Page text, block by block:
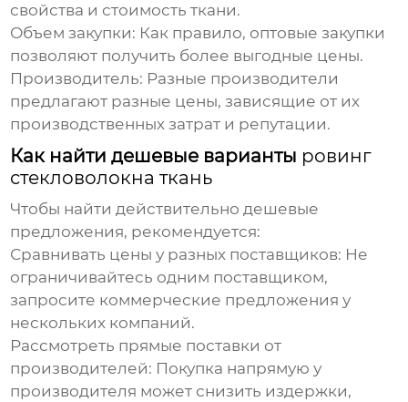
свойства и стоимость ткани.
Объем закупки: Как правило, оптовые закупки
позволяют получить более выгодные цены.
Производитель: Разные производители
предлагают разные цены, зависящие от их
производственных затрат и репутации.
Как найти дешевые варианты ровинг
стекловолокна ткань
Чтобы найти действительно дешевые
предложения, рекомендуется:
Сравнивать цены у разных поставщиков: Не
ограничивайтесь одним поставщиком,
запросите коммерческие предложения у
нескольких компаний.
Рассмотреть прямые поставки от
производителей: Покупка напрямую у
производителя может снизить издержки,